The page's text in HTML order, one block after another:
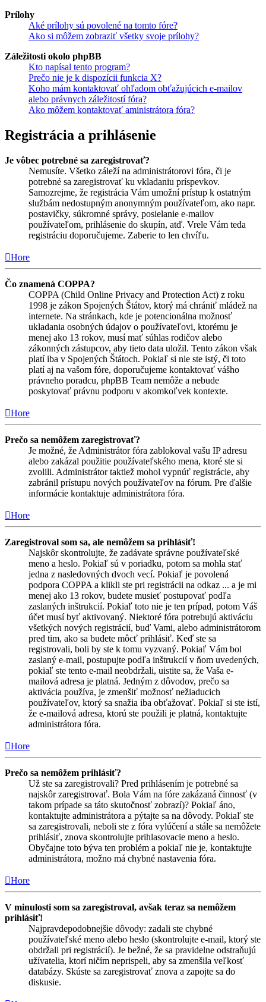
Prílohy
Aké prílohy sú povolené na tomto fóre?
Ako si môžem zobraziť všetky svoje prílohy?
Záležitosti okolo phpBB
Kto napísal tento program?
Prečo nie je k dispozícii funkcia X?
Koho mám kontaktovať ohľadom obťažujúcich e-mailov
alebo právnych záležitostí fóra?
Ako môžem kontaktovať aministrátora fóra?
Registrácia a prihlásenie
Je vôbec potrebné sa zaregistrovať?
Nemusíte. Všetko záleží na administrátorovi fóra, či je
potrebné sa zaregistrovať ku vkladaniu príspevkov.
Samozrejme, že registrácia Vám umožní prístup k ostatným
službám nedostupným anonymným používateľom, ako napr.
postavičky, súkromné správy, posielanie e-mailov
používateľom, prihlásenie do skupín, atď. Vrele Vám teda
registráciu doporučujeme. Zaberie to len chvíľu.
Hore
Čo znamená COPPA?
COPPA (Child Online Privacy and Protection Act) z roku
1998 je zákon Spojených Štátov, ktorý má chrániť mládež na
internete. Na stránkach, kde je potencionálna možnosť
ukladania osobných údajov o používateľovi, ktorému je
menej ako 13 rokov, musí mať súhlas rodičov alebo
zákonných zástupcov, aby tieto data uložil. Tento zákon však
platí iba v Spojených Štátoch. Pokiaľ si nie ste istý, či toto
platí aj na vašom fóre, doporučujeme kontaktovať vášho
právneho poradcu, phpBB Team nemôže a nebude
poskytovať právnu podporu v akomkoľvek kontexte.
Hore
Prečo sa nemôžem zaregistrovať?
Je možné, že Administrátor fóra zablokoval vašu IP adresu
alebo zakázal použitie používateľského mena, ktoré ste si
zvolili. Administrátor taktiež mohol vypnúť registrácie, aby
zabránil prístupu nových používateľov na fórum. Pre ďalšie
informácie kontaktuje administrátora fóra.
Hore
Zaregistroval som sa, ale nemôžem sa prihlásiť!
Najskôr skontrolujte, že zadávate správne používateľské
meno a heslo. Pokiaľ sú v poriadku, potom sa mohla stať
jedna z nasledovných dvoch vecí. Pokiaľ je povolená
podpora COPPA a klikli ste pri registrácii na odkaz ... a je mi
menej ako 13 rokov, budete musieť postupovať podľa
zaslaných inštrukcií. Pokiaľ toto nie je ten prípad, potom Váš
účet musí byť aktivovaný. Niektoré fóra potrebujú aktiváciu
všetkých nových registrácií, buď Vami, alebo administrátorom
pred tim, ako sa budete môcť prihlásiť. Keď ste sa
registrovali, boli by ste k tomu vyzvaný. Pokiaľ Vám bol
zaslaný e-mail, postupujte podľa inštrukcií v ňom uvedených,
pokiaľ ste tento e-mail neobdržali, uistite sa, že Vaša e-
mailová adresa je platná. Jedným z dôvodov, prečo sa
aktivácia používa, je zmenšiť možnosť nežiaducich
používateľov, ktorý sa snažia iba obťažovať. Pokiaľ si ste istí,
že e-mailová adresa, ktorú ste použili je platná, kontaktujte
administrátora fóra.
Hore
Prečo sa nemôžem prihlásiť?
Už ste sa zaregistrovali? Pred prihlásením je potrebné sa
najskôr zaregistrovať. Bola Vám na fóre zakázaná činnosť (v
takom prípade sa táto skutočnosť zobrazí)? Pokiaľ áno,
kontaktujte administrátora a pýtajte sa na dôvody. Pokiaľ ste
sa zaregistrovali, neboli ste z fóra vylúčení a stále sa nemôžete
prihlásiť, znova skontrolujte prihlasovacie meno a heslo.
Obyčajne toto býva ten problém a pokiaľ nie je, kontaktujte
administrátora, možno má chybné nastavenia fóra.
Hore
V minulosti som sa zaregistroval, avšak teraz sa nemôžem
prihlásiť!
Najpravdepodobnejšie dôvody: zadali ste chybné
používateľské meno alebo heslo (skontrolujte e-mail, ktorý ste
obdržali pri registrácií). Je bežné, že sa pravidelne odstraňujú
užívatelia, ktorí ničím neprispeli, aby sa zmenšila veľkosť
databázy. Skúste sa zaregistrovať znova a zapojte sa do
diskusie.